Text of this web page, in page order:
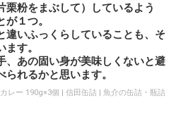
栗粉をまぶして）しているよう
１つ。
違いふっくらしていることも、そ
す。
、あの固い身が美味しくないと避
れるかと思います。
レー 190g×3個 | 信田缶詰 | 魚介の缶詰・瓶詰